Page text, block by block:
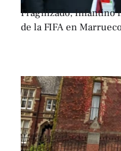
Fragilizado, Infantino
de la FIFA en